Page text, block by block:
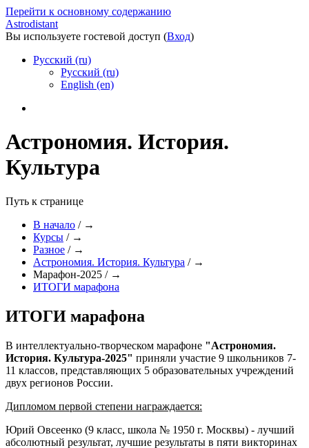
Перейти к основному содержанию
Astrodistant
Вы используете гостевой доступ (Вход)
Русский (ru)
Русский (ru)
English (en)
Астрономия. История.
Культура
Путь к странице
В начало / →
Курсы / →
Разное / →
Астрономия. История. Культура / →
Марафон-2025 / →
ИТОГИ марафона
ИТОГИ марафона
В интеллектуально-творческом марафоне "Астрономия.
История. Культура-2025" приняли участие 9 школьников 7-
11 классов, представляющих 5 образовательных учреждений
двух регионов России.
Дипломом первой степени награждается:
Юрий Овсеенко (9 класс, школа № 1950 г. Москвы) - лучший
абсолютный результат, лучшие результаты в пяти викторинах